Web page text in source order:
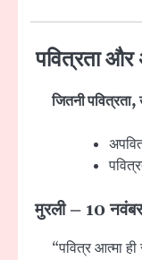
पवित्रता और
जितनी
मुरली – 10
“पवित्र आत्मा